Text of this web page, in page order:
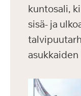
kuntosali,
sisä- ja